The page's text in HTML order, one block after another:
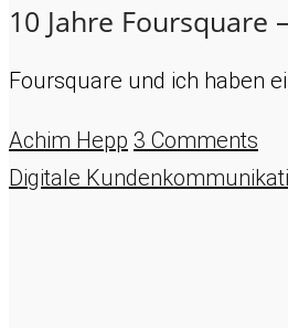
10 Jahre
Foursquare und ich haben
Achim Hepp 3 Comments
Digitale